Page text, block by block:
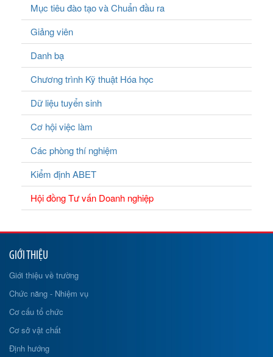
Mục tiêu đào tạo và Chuẩn đầu ra
Giảng viên
Danh bạ
Chương trình Kỹ thuật Hóa học
Dữ liệu tuyển sinh
Cơ hội việc làm
Các phòng thí nghiệm
Kiểm định ABET
Hội đồng Tư vấn Doanh nghiệp
GIỚI THIỆU
Giới thiệu về trường
Chức năng - Nhiệm vụ
Cơ cấu tổ chức
Cơ sở vật chất
Định hướng